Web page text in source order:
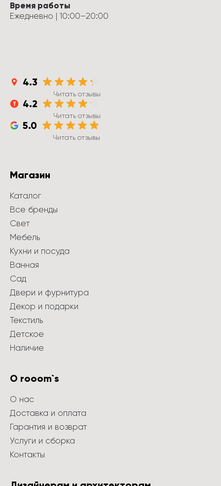
Время работы
Ежедневно | 10:00–20:00
4.3
Читать отзывы
4.2
Читать отзывы
5.0
Читать отзывы
Магазин
Каталог
Все бренды
Свет
Мебель
Кухни и посуда
Ванная
Сад
Двери и фурнитура
Декор и подарки
Текстиль
Детское
Наличие
О rooom`s
О нас
Доставка и оплата
Гарантия и возврат
Услуги и сборка
Контакты